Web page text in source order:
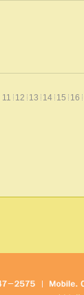
11 12 13 14 15 16